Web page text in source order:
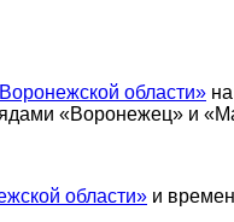
области»
«Воронежец» и
области» и